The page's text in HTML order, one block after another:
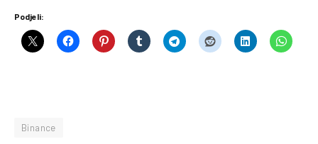
Podjeli:
Binance